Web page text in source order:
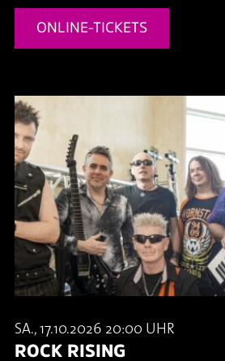
ONLINE-TICKETS
SA., 17.10.2026 20:00 UHR
ROCK RISING